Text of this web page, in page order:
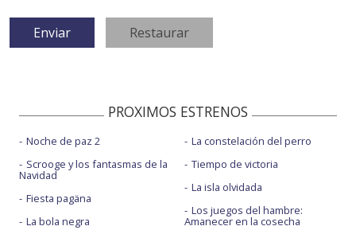
PROXIMOS ESTRENOS
Noche de paz 2
Scrooge y los fantasmas de la
Navidad
Fiesta pagäna
La bola negra
La constelación del perro
Tiempo de victoria
La isla olvidada
Los juegos del hambre:
Amanecer en la cosecha